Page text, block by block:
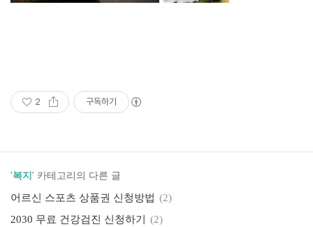
2 구독하기
'복지 ' 카테고리의 다른 글
어르신 스포츠 상품권 신청방법 (2)
2030 무료 건강검진 신청하기
(2)